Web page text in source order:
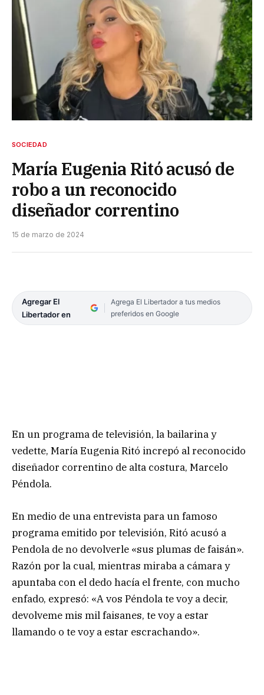
SOCIEDAD
María Eugenia Ritó acusó de
robo a un reconocido
diseñador correntino
15 de marzo de 2024
Agregar El
Libertador en
Agrega El Libertador a tus medios
preferidos en Google
En un programa de televisión, la bailarina y
vedette, María Eugenia Ritó increpó al reconocido
diseñador correntino de alta costura, Marcelo
Péndola.
En medio de una entrevista para un famoso
programa emitido por televisión, Ritó acusó a
Pendola de no devolverle «sus plumas de faisán».
Razón por la cual, mientras miraba a cámara y
apuntaba con el dedo hacía el frente, con mucho
enfado, expresó: «A vos Péndola te voy a decir,
devolveme mis mil faisanes, te voy a estar
llamando o te voy a estar escrachando».